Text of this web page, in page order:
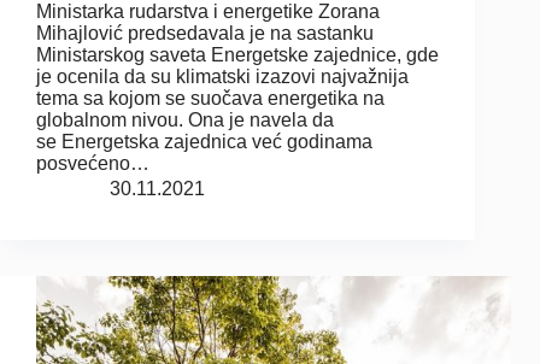
Ministarka rudarstva i energetike Zorana
Mihajlović predsedavala je na sastanku
Ministarskog saveta Energetske zajednice, gde
je ocenila da su klimatski izazovi najvažnija
tema sa kojom se suočava energetika na
globalnom nivou. Ona je navela da
se Energetska zajednica već godinama
posvećeno…
30.11.2021